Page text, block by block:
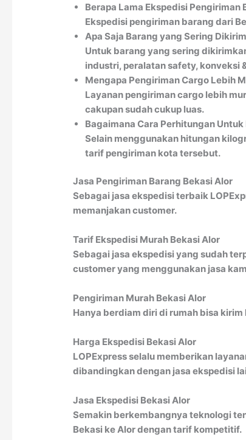
Berapa Lama Ekspedisi Pengiriman
Ekspedisi pengiriman barang dari
Apa Saja Barang yang Sering
Untuk barang yang sering
industri, peralatan safety, konveksi
Mengapa Pengiriman Cargo Lebih
Layanan pengiriman cargo lebih
cakupan sudah cukup luas.
Bagaimana Cara Perhitungan
Selain menggunakan hitungan
tarif pengiriman kota tersebut.
Jasa Pengiriman Barang Bekasi Alor
Sebagai jasa ekspedisi terbaik
memanjakan customer.
Tarif Ekspedisi Murah Bekasi Alor
Sebagai jasa ekspedisi yang sudah
customer yang menggunakan jasa
Pengiriman Murah Bekasi Alor
Hanya berdiam diri di rumah bisa
Harga Ekspedisi Bekasi Alor
LOPExpress selalu memberikan
dibandingkan dengan jasa ekspedisi
Jasa Ekspedisi Bekasi Alor
Semakin berkembangnya teknologi
Bekasi ke Alor dengan tarif kompetitif.